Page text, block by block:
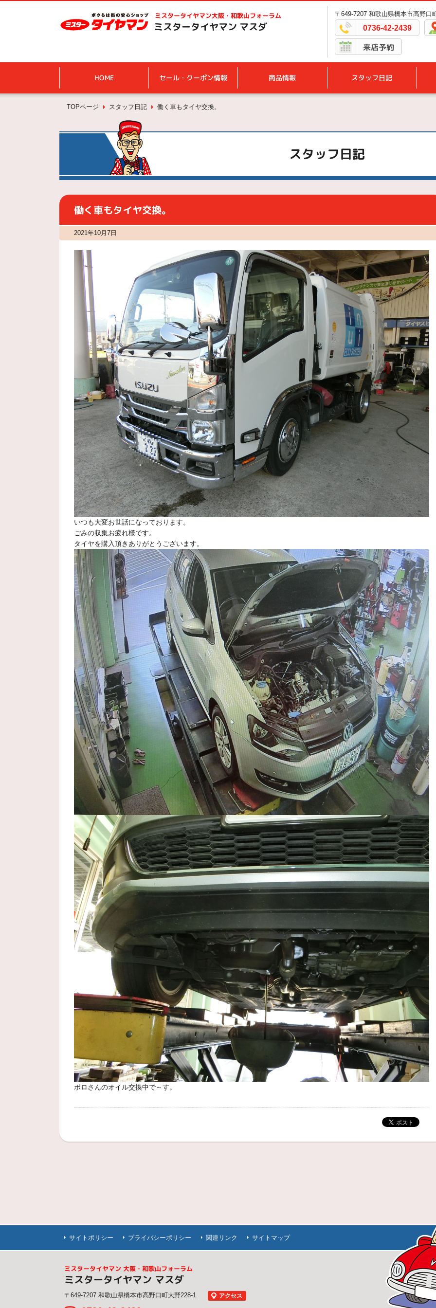
ミスタータイヤマン大阪・和歌山フォーラム
ミスタータイヤマン マスダ
〒649-7207 和歌山県橋本市高野口
0736-42-2439
来店予約
HOME セール・クーポン情報 商品情報 スタッフ日記
TOPページ スタッフ日記 働く車もタイヤ交換。
スタッフ日記
働く車もタイヤ交換。
2021年10月7日
いつも大変お世話になっております。
ごみの収集お疲れ様です。
タイヤを購入頂きありがとうございます。
ポロさんのオイル交換中で～す。
サイトポリシー プライバシーポリシー 関連リンク サイトマップ
ミスタータイヤマン 大阪・和歌山フォーラム
ミスタータイヤマン マスダ
〒649-7207 和歌山県橋本市高野口町大野228-1 アクセス